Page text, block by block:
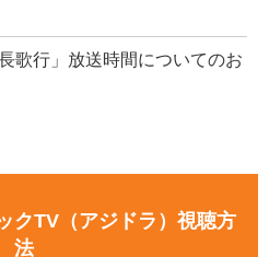
歌行」放送時間についてのお
クTV（アジドラ）視聴方
法